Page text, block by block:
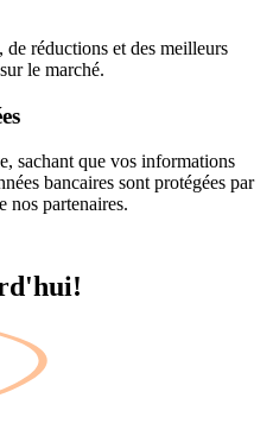
réductions et des meilleurs
le marché.
sachant que vos informations
bancaires sont protégées par
nos partenaires.